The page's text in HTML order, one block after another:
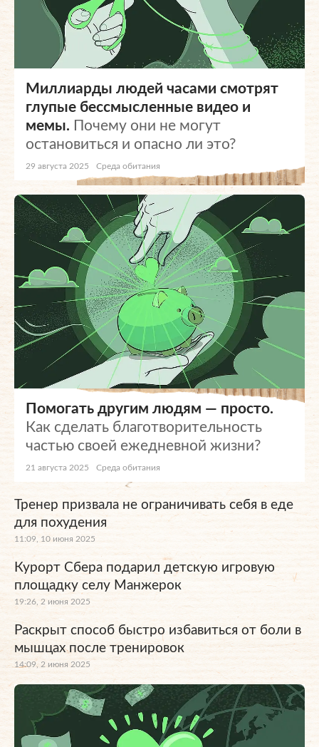
Миллиарды людей часами смотрят
глупые бессмысленные видео и
мемы. Почему они не могут
остановиться и опасно ли это?
29 августа 2025 Среда обитания
Помогать другим людям — просто.
Как сделать благотворительность
частью своей ежедневной жизни?
21 августа 2025 Среда обитания
Тренер призвала не ограничивать себя в еде
для похудения
11:09, 10 июня 2025
Курорт Сбера подарил детскую игровую
площадку селу Манжерок
19:26, 2 июня 2025
Раскрыт способ быстро избавиться от боли в
мышцах после тренировок
14:09, 2 июня 2025